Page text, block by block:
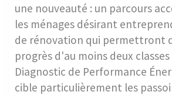
une nouveauté : un parcours
les ménages désirant
de rénovation qui permettront
progrès d'au moins deux
Diagnostic de Performance
cible particulièrement les